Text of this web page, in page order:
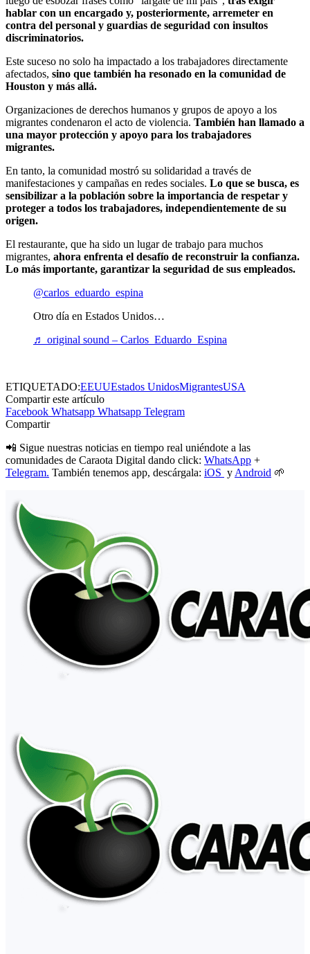
hablar con un encargado y, posteriormente, arremeter en
contra del personal y guardias de seguridad con insultos
discriminatorios.
Este suceso no solo ha impactado a los trabajadores directamente
afectados, sino que también ha resonado en la comunidad de
Houston y más allá.
Organizaciones de derechos humanos y grupos de apoyo a los
migrantes condenaron el acto de violencia. También han llamado a
una mayor protección y apoyo para los trabajadores
migrantes.
En tanto, la comunidad mostró su solidaridad a través de
manifestaciones y campañas en redes sociales. Lo que se busca, es
sensibilizar a la población sobre la importancia de respetar y
proteger a todos los trabajadores, independientemente de su
origen.
El restaurante, que ha sido un lugar de trabajo para muchos
migrantes, ahora enfrenta el desafío de reconstruir la confianza.
Lo más importante, garantizar la seguridad de sus empleados.
@carlos_eduardo_espina
Otro día en Estados Unidos…
♬ original sound – Carlos_Eduardo_Espina
ETIQUETADO:EEUUEstados UnidosMigrantesUSA
Compartir este artículo
Facebook Whatsapp Whatsapp Telegram
Compartir
📲 Sigue nuestras noticias en tiempo real uniéndote a las
comunidades de Caraota Digital dando click: WhatsApp +
Telegram. También tenemos app, descárgala: iOS y Android 🌱